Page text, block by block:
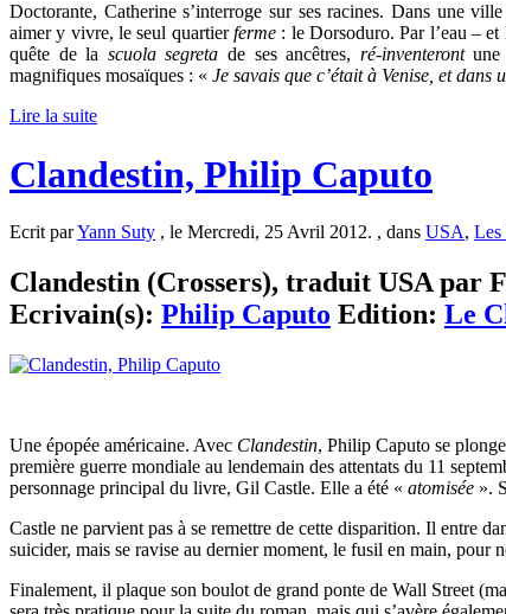
Doctorante, Catherine s’interroge sur ses racines. Dans une
aimer y vivre, le seul quartierferme : le Dorsoduro. Par l’eau –
quête de la scuola segreta de ses ancêtres, ré-inventeront
magnifiques mosaïques : « Je savais que c’était à Venise, et dans
Lire la suite
Clandestin, Philip Caputo
Ecrit parYann Suty , le Mercredi, 25 Avril 2012. , dans USA, Les
Clandestin (Crossers), traduit USA par
Ecrivain(s): Philip Caputo Edition: Le
Une épopée américaine. Avec Clandestin, Philip Caputo se
première guerre mondiale au lendemain des attentats du 11
personnage principal du livre, Gil Castle. Elle a été « atomisée ».
Castle ne parvient pas à se remettre de cette disparition. Il entre
suicider, mais se ravise au dernier moment, le fusil en main, pour
Finalement, il plaque son boulot de grand ponte de Wall Street